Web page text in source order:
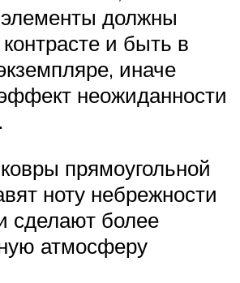
должны
и быть в
иначе
неожиданности
прямоугольной
ноту небрежности
сделают более
атмосферу